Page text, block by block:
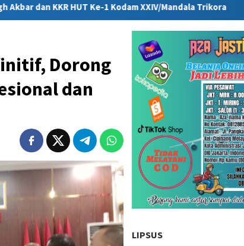
Kodam XXIV/Mandala Trikora Persiapan HUT ke-
Dorong
dan
LIPSUS